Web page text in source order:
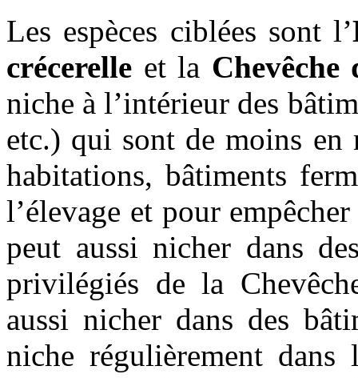
Les espèces ciblées sont l’
crécerelle et la Chevêche
niche à l’intérieur des
etc.) qui sont de moins en
habitations, bâtiments
l’élevage et pour
peut aussi nicher dans
privilégiés de la
aussi nicher dans des
niche régulièrement